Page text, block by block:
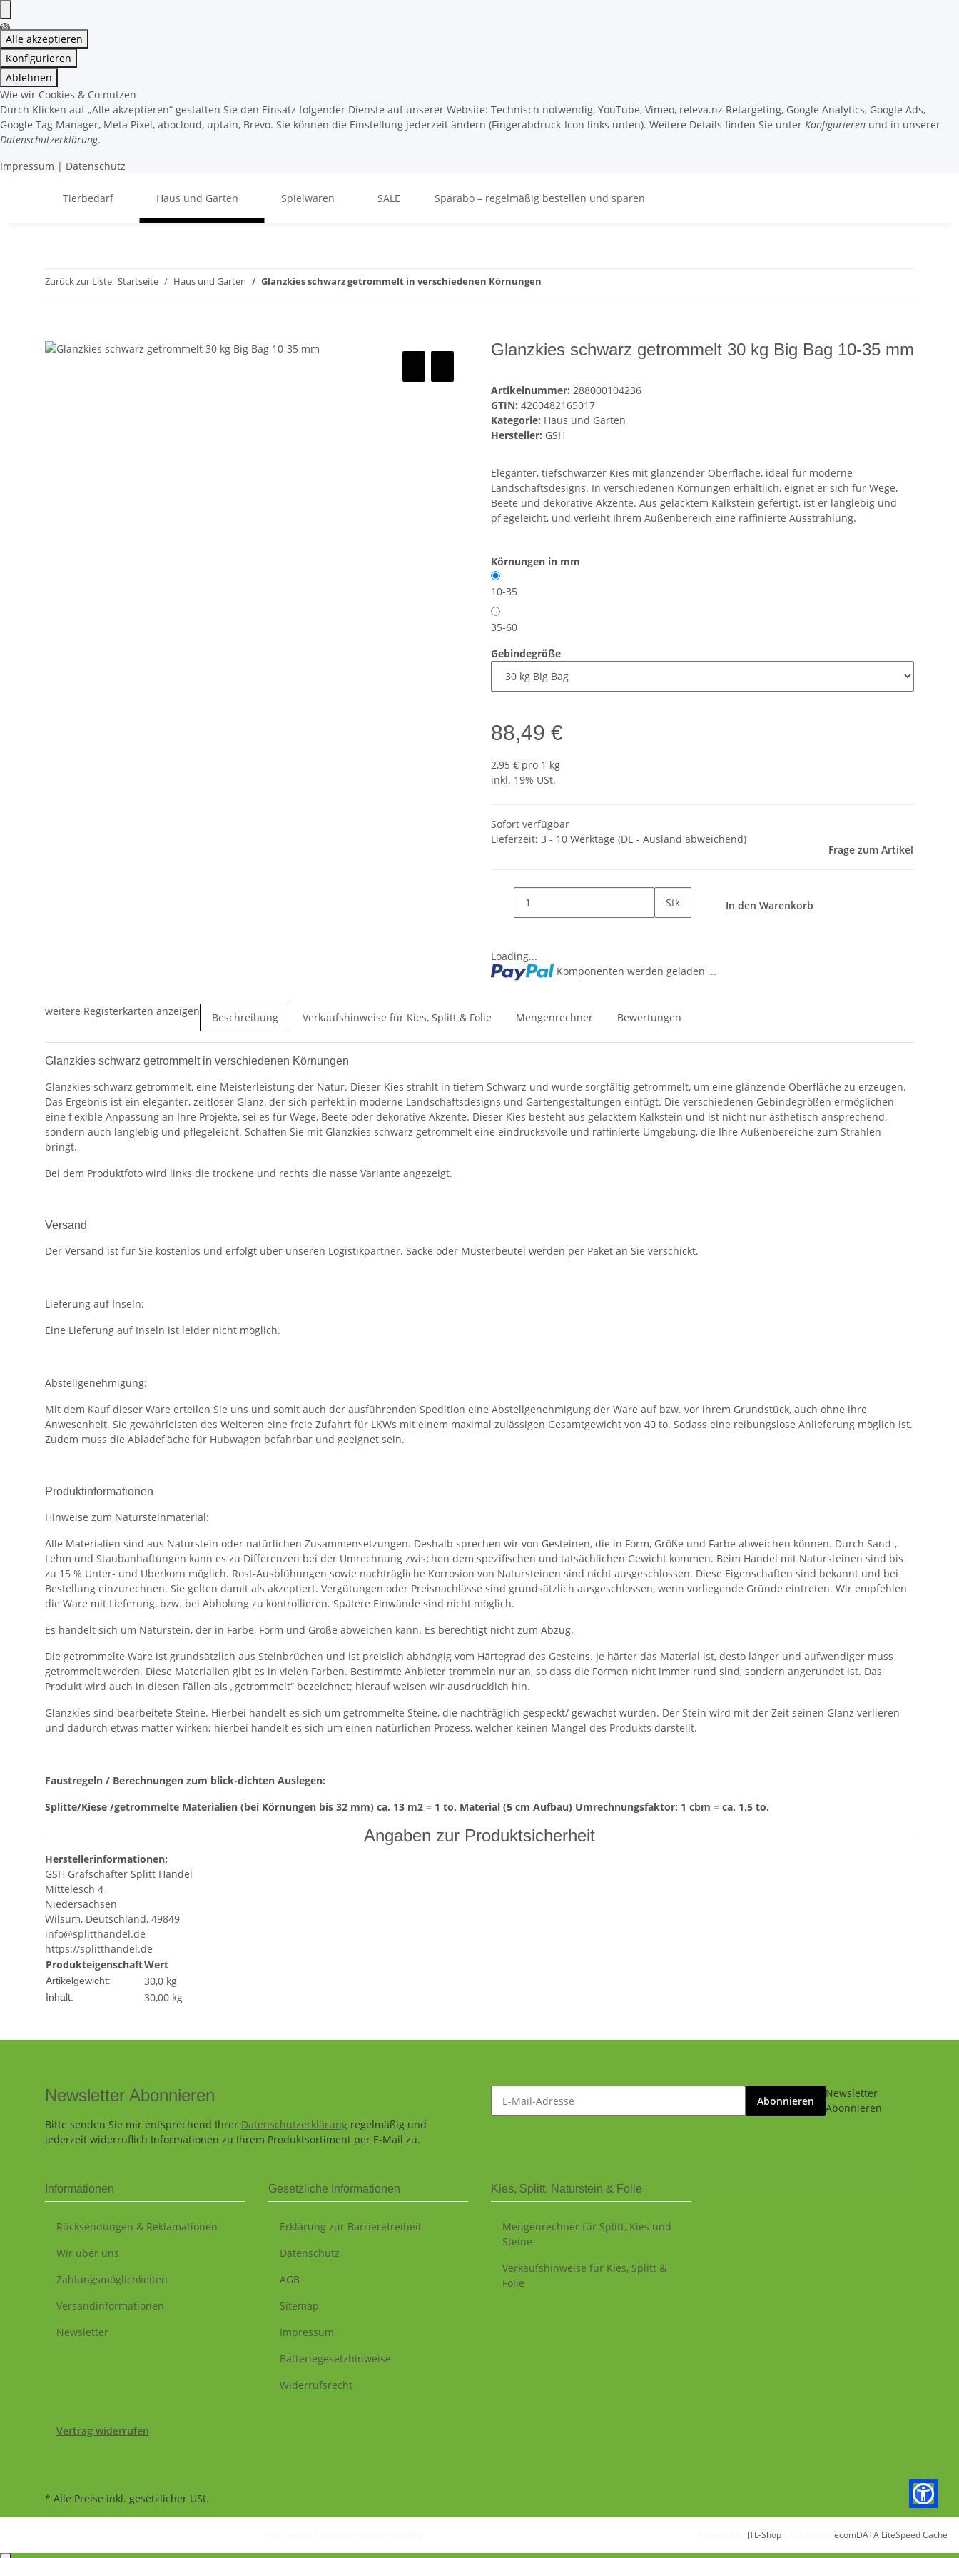
Alle akzeptieren
Konfigurieren
Ablehnen
Wie wir Cookies & Co nutzen
Durch Klicken auf „Alle akzeptieren“ gestatten Sie den Einsatz folgender Dienste auf unserer Website: Technisch notwendig, YouTube, Vimeo, releva.nz Retargeting, Google Analytics, Google Ads,
Google Tag Manager, Meta Pixel, abocloud, uptain, Brevo. Sie können die Einstellung jederzeit ändern (Fingerabdruck-Icon links unten). Weitere Details finden Sie unter Konfigurieren und in unserer
Datenschutzerklärung.
Impressum | Datenschutz
Tierbedarf Haus und Garten Spielwaren SALE Sparabo – regelmäßig bestellen und sparen
Zurück zur Liste Startseite Haus und Garten Glanzkies schwarz getrommelt in verschiedenen Körnungen
Glanzkies schwarz getrommelt 30 kg Big Bag 10-35 mm
Artikelnummer: 288000104236
GTIN: 4260482165017
Kategorie: Haus und Garten
Hersteller: GSH
Eleganter, tiefschwarzer Kies mit glänzender Oberfläche, ideal für moderne
Landschaftsdesigns. In verschiedenen Körnungen erhältlich, eignet er sich für Wege,
Beete und dekorative Akzente. Aus gelacktem Kalkstein gefertigt, ist er langlebig und
pflegeleicht, und verleiht Ihrem Außenbereich eine raffinierte Ausstrahlung.
Körnungen in mm
10-35
35-60
Gebindegröße
88,49 €
2,95 € pro 1 kg
inkl. 19% USt.
Sofort verfügbar
Lieferzeit: 3 - 10 Werktage (DE - Ausland abweichend)
Frage zum Artikel
Stk In den Warenkorb
Loading...
Komponenten werden geladen ...
weitere Registerkarten anzeigen Beschreibung Verkaufshinweise für Kies, Splitt & Folie Mengenrechner Bewertungen
Glanzkies schwarz getrommelt in verschiedenen Körnungen
Glanzkies schwarz getrommelt, eine Meisterleistung der Natur. Dieser Kies strahlt in tiefem Schwarz und wurde sorgfältig getrommelt, um eine glänzende Oberfläche zu erzeugen.
Das Ergebnis ist ein eleganter, zeitloser Glanz, der sich perfekt in moderne Landschaftsdesigns und Gartengestaltungen einfügt. Die verschiedenen Gebindegrößen ermöglichen
eine flexible Anpassung an Ihre Projekte, sei es für Wege, Beete oder dekorative Akzente. Dieser Kies besteht aus gelacktem Kalkstein und ist nicht nur ästhetisch ansprechend,
sondern auch langlebig und pflegeleicht. Schaffen Sie mit Glanzkies schwarz getrommelt eine eindrucksvolle und raffinierte Umgebung, die Ihre Außenbereiche zum Strahlen
bringt.
Bei dem Produktfoto wird links die trockene und rechts die nasse Variante angezeigt.
Versand
Der Versand ist für Sie kostenlos und erfolgt über unseren Logistikpartner. Säcke oder Musterbeutel werden per Paket an Sie verschickt.
Lieferung auf Inseln:
Eine Lieferung auf Inseln ist leider nicht möglich.
Abstellgenehmigung:
Mit dem Kauf dieser Ware erteilen Sie uns und somit auch der ausführenden Spedition eine Abstellgenehmigung der Ware auf bzw. vor ihrem Grundstück, auch ohne ihre
Anwesenheit. Sie gewährleisten des Weiteren eine freie Zufahrt für LKWs mit einem maximal zulässigen Gesamtgewicht von 40 to. Sodass eine reibungslose Anlieferung möglich ist.
Zudem muss die Abladefläche für Hubwagen befahrbar und geeignet sein.
Produktinformationen
Hinweise zum Natursteinmaterial:
Alle Materialien sind aus Naturstein oder natürlichen Zusammensetzungen. Deshalb sprechen wir von Gesteinen, die in Form, Größe und Farbe abweichen können. Durch Sand-,
Lehm und Staubanhaftungen kann es zu Differenzen bei der Umrechnung zwischen dem spezifischen und tatsächlichen Gewicht kommen. Beim Handel mit Natursteinen sind bis
zu 15 % Unter- und Überkorn möglich. Rost-Ausblühungen sowie nachträgliche Korrosion von Natursteinen sind nicht ausgeschlossen. Diese Eigenschaften sind bekannt und bei
Bestellung einzurechnen. Sie gelten damit als akzeptiert. Vergütungen oder Preisnachlässe sind grundsätzlich ausgeschlossen, wenn vorliegende Gründe eintreten. Wir empfehlen
die Ware mit Lieferung, bzw. bei Abholung zu kontrollieren. Spätere Einwände sind nicht möglich.
Es handelt sich um Naturstein, der in Farbe, Form und Größe abweichen kann. Es berechtigt nicht zum Abzug.
Die getrommelte Ware ist grundsätzlich aus Steinbrüchen und ist preislich abhängig vom Härtegrad des Gesteins. Je härter das Material ist, desto länger und aufwendiger muss
getrommelt werden. Diese Materialien gibt es in vielen Farben. Bestimmte Anbieter trommeln nur an, so dass die Formen nicht immer rund sind, sondern angerundet ist. Das
Produkt wird auch in diesen Fällen als „getrommelt“ bezeichnet; hierauf weisen wir ausdrücklich hin.
Glanzkies sind bearbeitete Steine. Hierbei handelt es sich um getrommelte Steine, die nachträglich gespeckt/ gewachst wurden. Der Stein wird mit der Zeit seinen Glanz verlieren
und dadurch etwas matter wirken; hierbei handelt es sich um einen natürlichen Prozess, welcher keinen Mangel des Produkts darstellt.
Faustregeln / Berechnungen zum blick-dichten Auslegen:
Splitte/Kiese /getrommelte Materialien (bei Körnungen bis 32 mm) ca. 13 m2 = 1 to. Material (5 cm Aufbau) Umrechnungsfaktor: 1 cbm = ca. 1,5 to.
Angaben zur Produktsicherheit
Herstellerinformationen:
GSH Grafschafter Splitt Handel
Mittelesch 4
Niedersachsen
Wilsum, Deutschland, 49849
info@splitthandel.de
https://splitthandel.de
ProdukteigenschaftWert
Artikelgewicht: 30,0 kg
Inhalt: 30,00 kg
Newsletter Abonnieren
Bitte senden Sie mir entsprechend Ihrer Datenschutzerklärung regelmäßig und
jederzeit widerruflich Informationen zu Ihrem Produktsortiment per E-Mail zu.
Abonnieren
Newsletter
Abonnieren
Informationen
Rücksendungen & Reklamationen
Wir über uns
Zahlungsmöglichkeiten
Versandinformationen
Newsletter
Gesetzliche Informationen
Erklärung zur Barrierefreiheit
Datenschutz
AGB
Sitemap
Impressum
Batteriegesetzhinweise
Widerrufsrecht
Kies, Splitt, Naturstein & Folie
Mengenrechner für Splitt, Kies und
Steine
Verkaufshinweise für Kies, Splitt &
Folie
Vertrag widerrufen
* Alle Preise inkl. gesetzlicher USt.
JTL-Shop ecomDATA LiteSpeed Cache